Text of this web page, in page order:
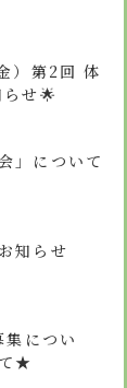
）第2回 体
せ🌟
」について
知らせ
につい
★